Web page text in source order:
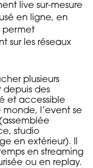
live sur-mesure
en ligne, en
permet
sur les réseaux
plusieurs
depuis des
et accessible
monde, l’event se
studio
en extérieur). Il
en streaming
ou en replay.